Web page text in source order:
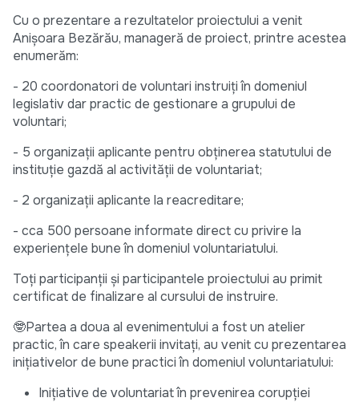
Cu o prezentare a rezultatelor proiectului a venit
Anișoara Bezărău, manageră de proiect, printre acestea
enumerăm:
- 20 coordonatori de voluntari instruiți în domeniul
legislativ dar practic de gestionare a grupului de
voluntari;
- 5 organizații aplicante pentru obținerea statutului de
instituție gazdă al activității de voluntariat;
- 2 organizații aplicante la reacreditare;
- cca 500 persoane informate direct cu privire la
experiențele bune în domeniul voluntariatului.
Toți participanții și participantele proiectului au primit
certificat de finalizare al cursului de instruire.
🤓Partea a doua al evenimentului a fost un atelier
practic, în care speakerii invitați, au venit cu prezentarea
inițiativelor de bune practici în domeniul voluntariatului:
Inițiative de voluntariat în prevenirea corupției